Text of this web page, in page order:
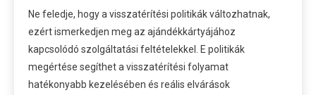
Ne feledje, hogy a visszatérítési politikák változhatnak,
ezért ismerkedjen meg az ajándékkártyájához
kapcsolódó szolgáltatási feltételekkel. E politikák
megértése segíthet a visszatérítési folyamat
hatékonyabb kezelésében és reális elvárások